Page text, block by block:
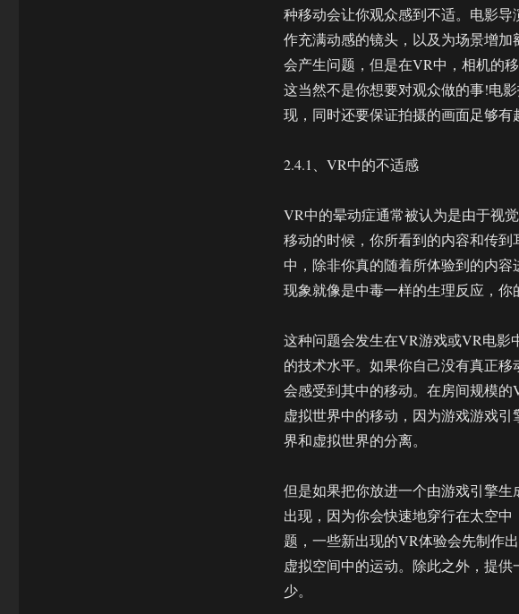
种移动会让你观众感到不适。电影
作充满动感的镜头，以及为场景增
会产生问题，但是在VR中，相机的
这当然不是你想要对观众做的事!电
现，同时还要保证拍摄的画面足够有
2.4.1、VR中的不适感
VR中的晕动症通常被认为是由于视
移动的时候，你所看到的内容和传
中，除非你真的随着所体验到的内
现象就像是中毒一样的生理反应，你
这种问题会发生在VR游戏或VR电影
的技术水平。如果你自己没有真正
会感受到其中的移动。在房间规模
虚拟世界中的移动，因为游戏游戏
界和虚拟世界的分离。
但是如果把你放进一个由游戏引擎
出现，因为你会快速地穿行在太空
题，一些新出现的VR体验会先制作
虚拟空间中的运动。除此之外，提
少。